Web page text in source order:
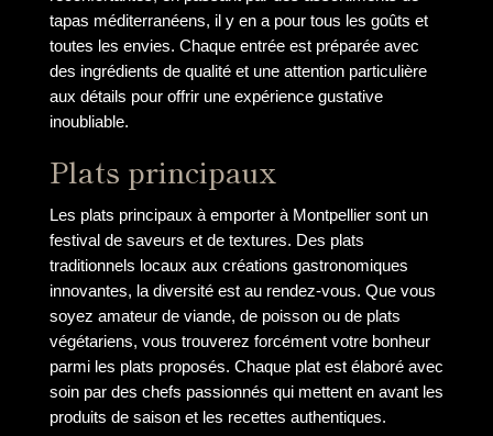
tapas méditerranéens, il y en a pour tous les goûts et
toutes les envies. Chaque entrée est préparée avec
des ingrédients de qualité et une attention particulière
aux détails pour offrir une expérience gustative
inoubliable.
Plats principaux
Les plats principaux à emporter à Montpellier sont un
festival de saveurs et de textures. Des plats
traditionnels locaux aux créations gastronomiques
innovantes, la diversité est au rendez-vous. Que vous
soyez amateur de viande, de poisson ou de plats
végétariens, vous trouverez forcément votre bonheur
parmi les plats proposés. Chaque plat est élaboré avec
soin par des chefs passionnés qui mettent en avant les
produits de saison et les recettes authentiques.